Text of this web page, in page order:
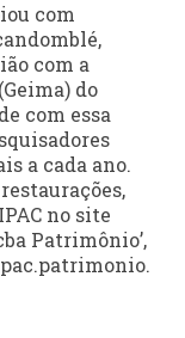
com
com a
do
com essa
a cada ano.
no site
Patrimônio’,